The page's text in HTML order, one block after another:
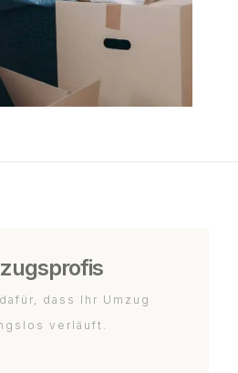
dass Ihr Umzug
verläuft.